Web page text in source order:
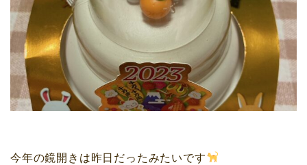
今年の鏡開きは昨日だったみたいです